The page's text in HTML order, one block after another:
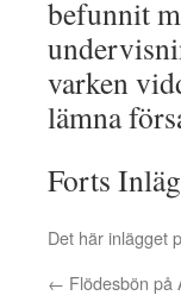
befunnit
varken
lämna
Forts
Det här inlägget
← Flödesbön på